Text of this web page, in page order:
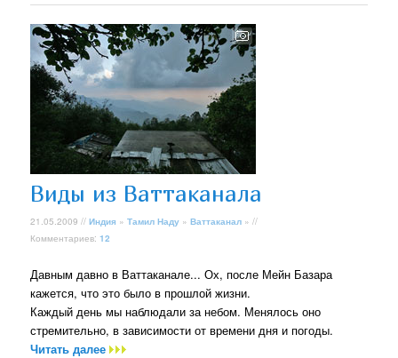
Виды из Ваттаканала
21.05.2009 //Индия »Тамил Наду »Ваттаканал » //
Комментариев:12
Давным давно в Ваттаканале... Ох, после Мейн Базара
кажется, что это было в прошлой жизни.
Каждый день мы наблюдали за небом. Менялось оно
стремительно, в зависимости от времени дня и погоды.
Читать далее